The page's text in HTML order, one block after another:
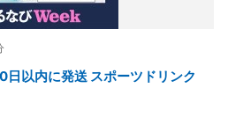
日以内に発送 スポーツドリンク